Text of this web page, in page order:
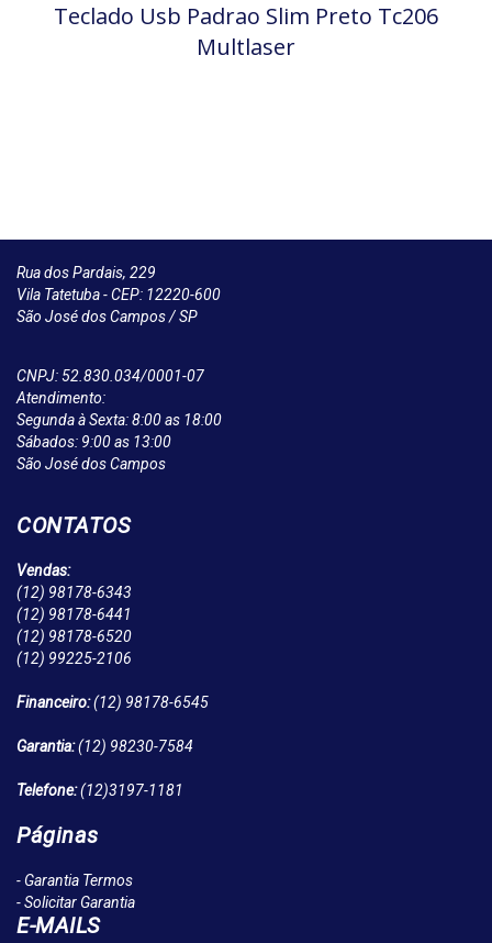
Teclado Usb Padrao Slim Preto Tc206
Multlaser
Rua dos Pardais, 229
Vila Tatetuba - CEP: 12220-600
São José dos Campos / SP
CNPJ: 52.830.034/0001-07
Atendimento:
Segunda à Sexta: 8:00 as 18:00
Sábados: 9:00 as 13:00
São José dos Campos
CONTATOS
Vendas:
(12) 98178-6343
(12) 98178-6441
(12) 98178-6520
(12) 99225-2106
Financeiro:(12) 98178-6545
Garantia:(12) 98230-7584
Telefone:(12)3197-1181
Páginas
- Garantia Termos
- Solicitar Garantia
E-MAILS